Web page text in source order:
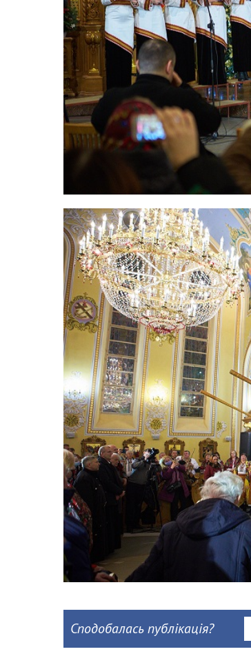
Сподобалась публікація?